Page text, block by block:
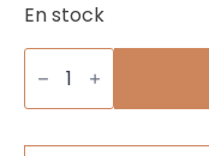
En stock
quantité
de
Boucles
Sevilla